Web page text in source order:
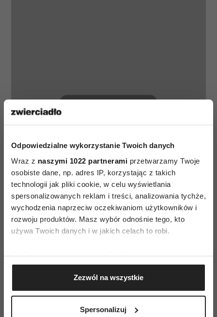
Odpowiedzialne wykorzystanie Twoich danych
Wraz z naszymi 1022 partnerami przetwarzamy Twoje
osobiste dane, np. adres IP, korzystając z takich
technologii jak pliki cookie, w celu wyświetlania
spersonalizowanych reklam i treści, analizowania tychże,
wychodzenia naprzeciw oczekiwaniom użytkowników i
rozwoju produktów. Masz wybór odnośnie tego, kto
używa Twoich danych i w jakich celach to robi.
Jeśli wyrazisz na to zgodę, chcielibyśmy również:
Gromadzić dane dotyczące Twojej lokalizacji
geograficznej z dokładnością nawet do kilku metrów
Identyfikować Twoje urządzenie, aktywnie
(fingerprinting, czyli wirtualny odcisk palca)
Zezwól na wszystkie
Spersonalizuj
⋯